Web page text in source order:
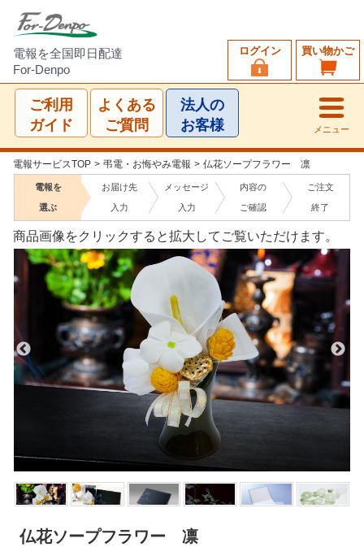
電報を全国即日配達
For-Denpo
買い物かご
ログイン
ご利用
ガイド
よくある
ご質問
法人の
お客様
メニュー
電報サービスTOP > 弔電・お悔やみ電報 > 仏花ソープフラワー 凛
電報を
選ぶ
お届け先
入力
メッセージ
入力
内容の
ご確認
ご注文
終了
商品画像をクリックすると拡大してご覧いただけます。
仏花ソープフラワー 凛